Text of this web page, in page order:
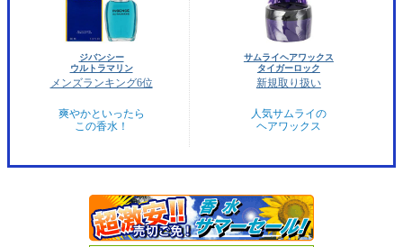
ジバンシー
ウルトラマリン
メンズランキング6位
爽やかといったら
この香水！
サムライヘアワックス
タイガーロック
新規取り扱い
人気サムライの
ヘアワックス